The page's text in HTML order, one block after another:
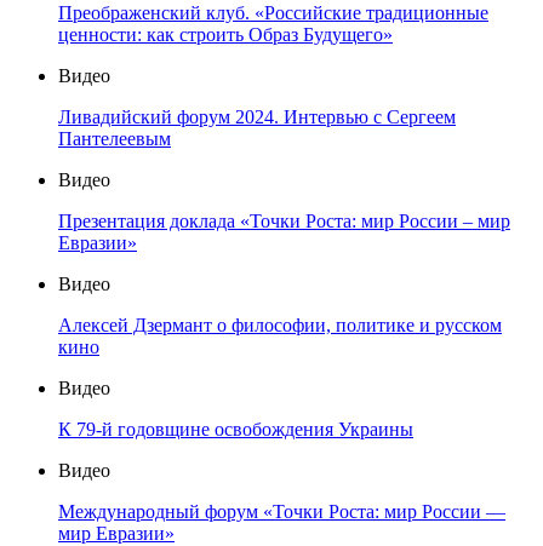
Преображенский клуб. «Российские традиционные
ценности: как строить Образ Будущего»
Видео
Ливадийский форум 2024. Интервью с Сергеем
Пантелеевым
Видео
Презентация доклада «Точки Роста: мир России – мир
Евразии»
Видео
Алексей Дзермант о философии, политике и русском
кино
Видео
К 79-й годовщине освобождения Украины
Видео
Международный форум «Точки Роста: мир России —
мир Евразии»